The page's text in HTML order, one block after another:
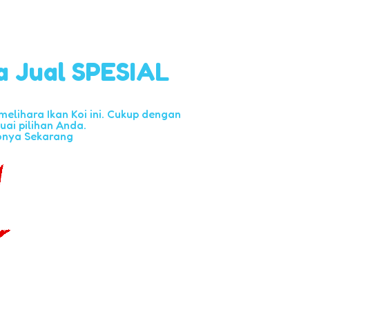
SPESIAL
Ikan Koi ini. Cukup dengan
pilihan Anda.
Sekarang